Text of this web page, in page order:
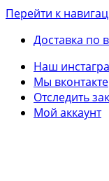
Перейти к
Доставка по
Наш
Мы вконтакте
Отследить
Мой аккаунт